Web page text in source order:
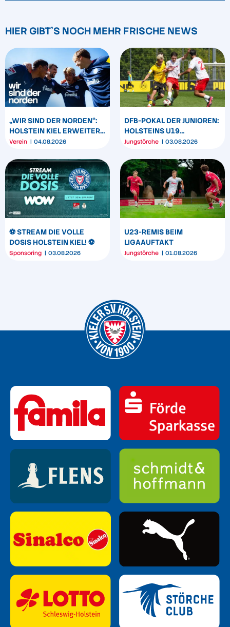
HIER GIBT'S NOCH MEHR FRISCHE NEWS
„WIR SIND DER NORDEN“:
HOLSTEIN KIEL ERWEITERT
SEIN MARKENBILD
Verein 04.08.2026
DFB-POKAL DER JUNIOREN:
HOLSTEINS U19
TRIUMPHIERT IN
Jungstörche 03.08.2026
⚽️ STREAM DIE VOLLE
DOSIS HOLSTEIN KIEL! ⚽️
Sponsoring 03.08.2026
U23-REMIS BEIM
LIGAAUFTAKT
Jungstörche 01.08.2026